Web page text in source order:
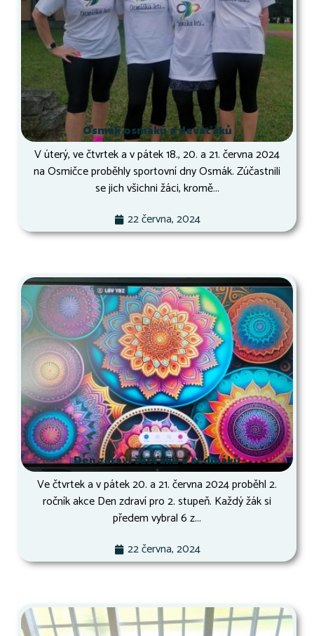
Osmák osmáků a deváťáků
V úterý, ve čtvrtek a v pátek 18., 20. a 21. června 2024
na Osmičce proběhly sportovní dny Osmák. Zúčastnili
se jich všichni žáci, kromě...
22 června, 2024
Den zdraví šesťáků a sedmáků
Ve čtvrtek a v pátek 20. a 21. června 2024 proběhl 2.
ročník akce Den zdraví pro 2. stupeň. Každý žák si
předem vybral 6 z...
22 června, 2024